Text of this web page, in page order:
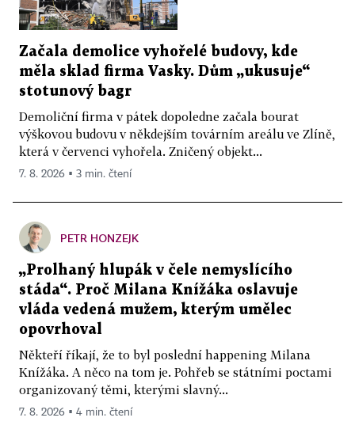
Začala demolice vyhořelé budovy, kde
měla sklad firma Vasky. Dům „ukusuje“
stotunový bagr
Demoliční firma v pátek dopoledne začala bourat
výškovou budovu v někdejším továrním areálu ve Zlíně,
která v červenci vyhořela. Zničený objekt...
7. 8. 2026 ▪ 3 min. čtení
PETR HONZEJK
„Prolhaný hlupák v čele nemyslícího
stáda“. Proč Milana Knížáka oslavuje
vláda vedená mužem, kterým umělec
opovrhoval
Někteří říkají, že to byl poslední happening Milana
Knížáka. A něco na tom je. Pohřeb se státními poctami
organizovaný těmi, kterými slavný...
7. 8. 2026 ▪ 4 min. čtení